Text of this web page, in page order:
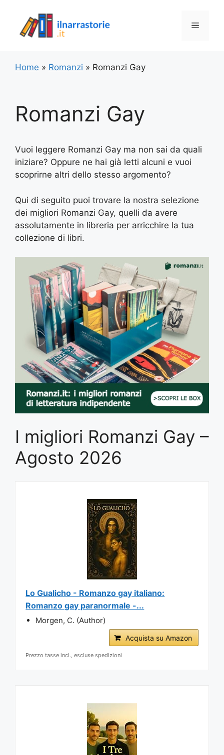
contenuto
Menu
Home » Romanzi » Romanzi Gay
Romanzi Gay
Vuoi leggere Romanzi Gay ma non sai da quali
iniziare? Oppure ne hai già letti alcuni e vuoi
scoprirne altri dello stesso argomento?
Qui di seguito puoi trovare la nostra selezione
dei migliori Romanzi Gay, quelli da avere
assolutamente in libreria per arricchire la tua
collezione di libri.
I migliori Romanzi Gay –
Agosto 2026
Lo Gualicho - Romanzo gay italiano:
Romanzo gay paranormale -...
Morgen, C. (Author)
Acquista su Amazon
Prezzo tasse incl., escluse spedizioni